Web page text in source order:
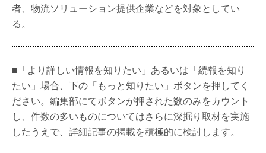
者、物流ソリューション提供企業などを対象としてい
る。
■「より詳しい情報を知りたい」あるいは「続報を知り
たい」場合、下の「もっと知りたい」ボタンを押してく
ださい。編集部にてボタンが押された数のみをカウント
し、件数の多いものについてはさらに深掘り取材を実施
したうえで、詳細記事の掲載を積極的に検討します。